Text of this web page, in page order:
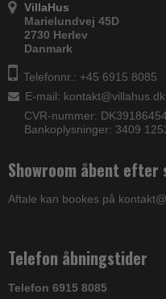
VillaHus
Marielundvej 45D
2730 Herlev
Danmark
Telefonnr.: +45 6915 8085
E-mail: kontakt@villahus.dk
CVR-nummer:
Bankoplysninger: 3409
Showroom åbent
Aftale kan bookes på
Telefon åbningstider
Telefon 6915 8085